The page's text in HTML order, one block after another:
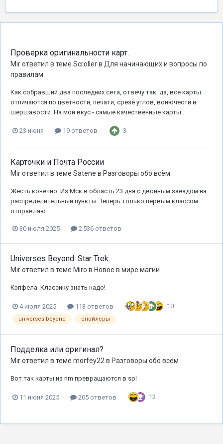
Проверка оригинальности карт.
Mirответил в теме Scrollerв Для начинающих и вопросы по
правилам
Как собравший два последних сета, отвечу так: да, все карты
отличаются по цветности, печати, срезе углов, вонючести и
шершавости. На мой вкус - самые качественные карты...
23 июня 19 ответов 3
Карточки и Почта России
Mirответил в теме Satene в Разговоры обо всём
Жесть конечно. Из Мск в область 23 дня с двойным заездом на
распределительный пункты. Теперь только первым классом
отправляю
30 июля 2025 2 536 ответов
Universes Beyond: Star Trek
Mirответил в теме Miro в Новое в мире магии
Кэпфела. Классику знать надо!
4 июля 2025 113 ответов 10
universes beyond спойлеры
Подделка или оригинал?
Mirответил в теме morfey22в Разговоры обо всём
Вот так карты из nm превращаются в sp!
11 июня 2025 205 ответов 12